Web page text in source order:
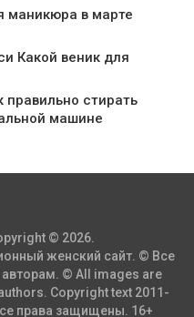
маникюра в марте
Какой веник для
правильно стирать
машине
© 2026.
женский сайт. © Все
© All images are
Copyright text 2011-
права защищены. 16+